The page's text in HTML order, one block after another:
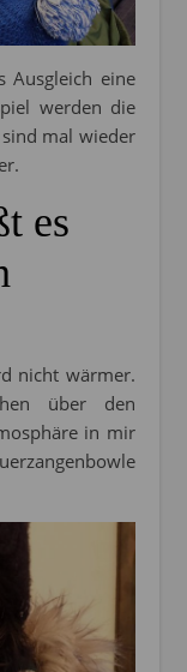
Ausgleich eine
werden die
mal wieder
es
nicht wärmer.
über den
in mir